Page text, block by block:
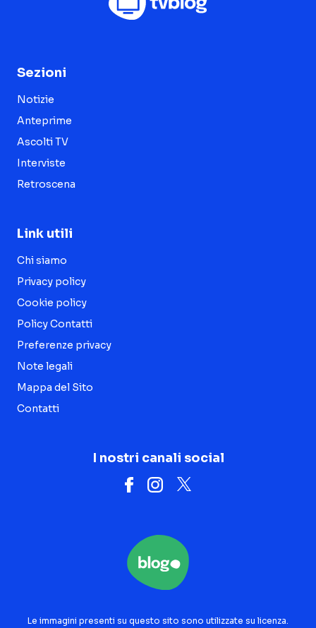
Sezioni
Notizie
Anteprime
Ascolti TV
Interviste
Retroscena
Link utili
Chi siamo
Privacy policy
Cookie policy
Policy Contatti
Preferenze privacy
Note legali
Mappa del Sito
Contatti
I nostri canali social
Le immagini presenti su questo sito sono utilizzate su licenza.